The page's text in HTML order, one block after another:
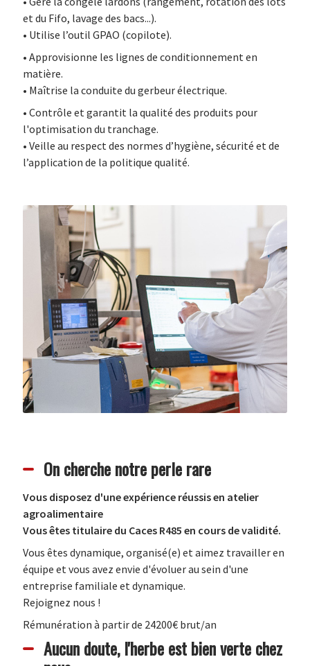
et du Fifo, lavage des bacs...).
• Utilise l’outil GPAO (copilote).
• Approvisionne les lignes de conditionnement en
matière.
• Maîtrise la conduite du gerbeur électrique.
• Contrôle et garantit la qualité des produits pour
l'optimisation du tranchage.
• Veille au respect des normes d’hygiène, sécurité et de
l’application de la politique qualité.
On cherche notre perle rare
Vous disposez d'une expérience réussis en atelier
agroalimentaire
Vous êtes titulaire du Caces R485 en cours de validité.
Vous êtes dynamique, organisé(e) et aimez travailler en
équipe et vous avez envie d'évoluer au sein d'une
entreprise familiale et dynamique.
Rejoignez nous !
Rémunération à partir de 24200€ brut/an
Aucun doute, l'herbe est bien verte chez